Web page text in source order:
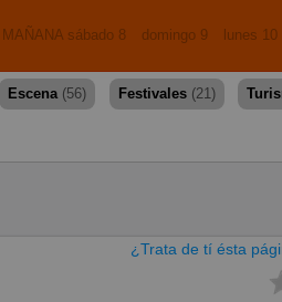
MAÑANA sábado 8 domingo 9 lunes 10
Escena (56) Festivales (21)
¿Trata de tí ésta